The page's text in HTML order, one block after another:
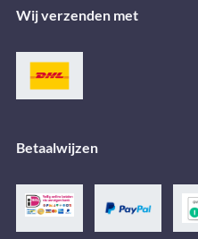
Wij verzenden met
Betaalwijzen